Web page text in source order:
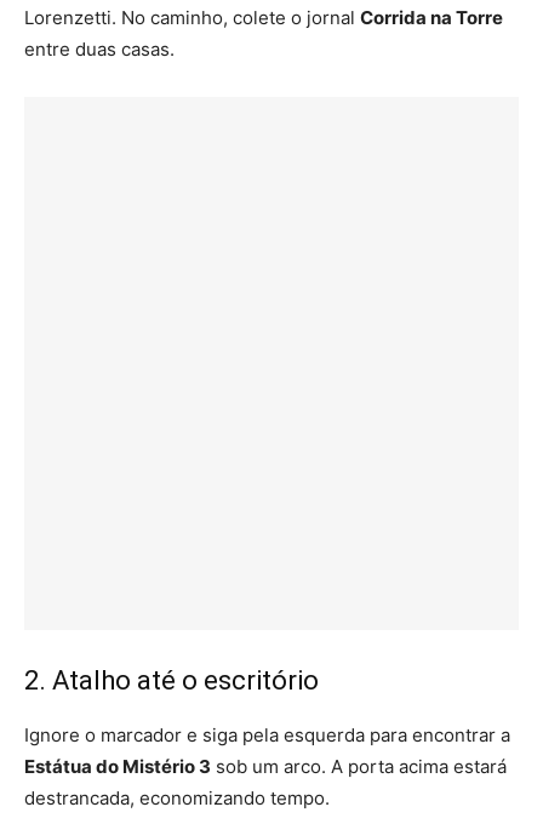
Lorenzetti. No caminho, colete o jornal Corrida na Torre
entre duas casas.
2. Atalho até o escritório
Ignore o marcador e siga pela esquerda para encontrar a
Estátua do Mistério 3 sob um arco. A porta acima estará
destrancada, economizando tempo.